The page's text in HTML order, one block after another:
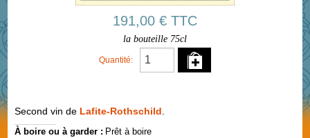
191,00 € TTC
la bouteille 75cl
Quantité:
Second vin de Lafite-Rothschild
À boire ou à garder : Prêt à boire